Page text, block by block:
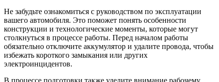
Не забудьте ознакомиться с руководством по эксплуатации
вашего автомобиля. Это поможет понять особенности
конструкции и технологические моменты, которые могут
столкнуться в процессе работы. Перед началом работы
обязательно отключите аккумулятор и удалите провода, чтобы
избежать короткого замыкания или других
электроинцидентов.